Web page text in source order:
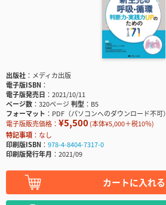
出版社
メディカ出版
電子版ISBN
電子版発売日
2021/10/11
ページ数
320ページ判型
B5
フォーマット
PDF（パソコンへのダウンロード不可）
電子版販売価格： ¥5,500(本体¥5,000＋税10％)
特記事項
なし
印刷版ISBN
978-4-8404-7317-0
印刷版発行年月
2021/09
カートに入れる